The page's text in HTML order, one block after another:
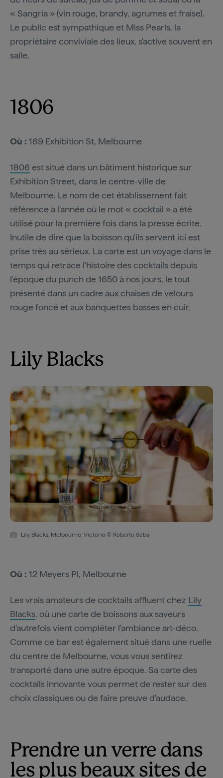
« Sangria » (vin rouge, brandy, agrumes et fraise).
Le public est sympathique et Miss Pearls, la
propriétaire conviviale des lieux, s'active souvent en
salle.
1806
Où : 169 Exhibition St, Melbourne
1806 est situé dans un bâtiment historique sur
Exhibition Street, dans le centre-ville de
Melbourne. Le nom de cet établissement fait
référence à l'année où le mot « cocktail » a été
utilisé pour la première fois dans la presse écrite.
Inutile de dire que la boisson qu'ils servent ici est
prise très au sérieux. La carte est un voyage dans le
temps qui retrace l'histoire des cocktails depuis
l'époque du punch de 1650 à nos jours, le tout
présenté dans un cadre aux chaises de velours
rouge foncé et aux banquettes basses en cuir.
Lily Blacks
Lily Blacks, Melbourne, Victoria © Roberto Seba
Où : 12 Meyers Pl, Melbourne
Les vrais amateurs de cocktails affluent chez Lily
Blacks, où une carte de boissons aux saveurs
d'autrefois vient compléter l'ambiance art-déco.
Comme ce bar est également situé dans une ruelle
du centre de Melbourne, vous vous sentirez
transporté dans une autre époque. Sa carte des
cocktails innovante vous permet de rester sur des
choix classiques ou de faire preuve d'audace.
Prendre un verre dans
les plus beaux sites de